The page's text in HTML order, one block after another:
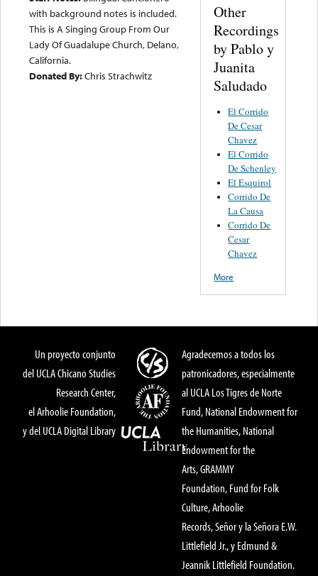
with background notes is included.
This is A Singing Group From Our
Lady Of Guadalupe Church, Delano,
California.
Donated By:Chris Strachwitz
Other
Recordings
by Pablo y
Juanita
Saludado
El Corrido
De Cesar
Chavez
El Corrido
De Schenley
El Esquirol
Corrido De
La Causa
Corrido De
Cesar
Chavez
More
Un proyecto conjunto
del UCLA Chicano Studies
Research Center,
el Arhoolie Foundation,
y del UCLA Digital Library
Agradecemos a todos los
patronicadores, especialmente
al UCLA Los Tigres de Norte
Fund, National Endowment for
the Humanities, National
Endowment for the
Arts, GRAMMY
Foundation, Fund for Folk
Culture, Arhoolie
Records, Señor y la Señora E.W.
Littlefield Jr., y Edmund &
Jeannik Littlefield Foundation.